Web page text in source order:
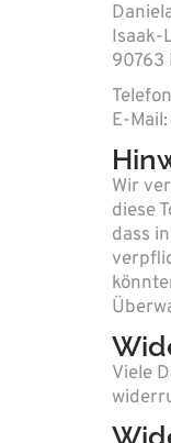
Isaak-
90763
E-
Wir
diese
dass
Viele